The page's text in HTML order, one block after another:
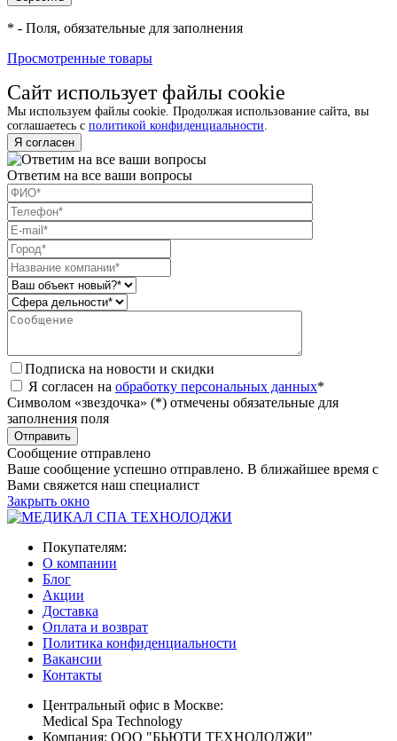
* - Поля, обязательные для заполнения
Просмотренные товары
Сайт использует файлы cookie
Мы используем файлы cookie. Продолжая использование сайта, вы
соглашаетесь с политикой конфиденциальности
Я согласен
Ответим на все ваши вопросы
Подписка на новости и скидки
Я согласен на обработку персональных данных*
Символом «звездочка» (*) отмечены обязательные для
заполнения поля
Сообщение отправлено
Ваше сообщение успешно отправлено. В ближайшее время с
Вами свяжется наш специалист
Закрыть окно
Покупателям:
О компании
Блог
Акции
Доставка
Оплата и возврат
Политика конфиденциальности
Вакансии
Контакты
Центральный офис в Москве:
Medical Spa Technology
Компания: ООО "БЬЮТИ ТЕХНОЛОДЖИ"